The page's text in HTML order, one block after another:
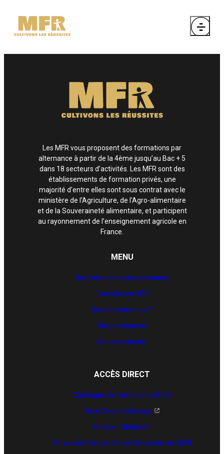
Les MFR vous proposent des formations par
alternance à partir de la 4ème jusqu’au Bac + 5
dans 18 secteurs d’activités. Les MFR sont des
établissements de formation privés, une
majorité d’entre elles sont sous contrat avec le
ministère de l'Agriculture, de l'Agro-alimentaire
et de la Souveraineté alimentaire, et participent
au rayonnement de l’enseignement agricole en
France.
MENU
Nos formations en alternance
Travailler en MFR
Qui sommes nous ?
Nos partenaires
Nous contacter
ACCÈS DIRECT
Catalogue de formations (PDF)
Taxe d'apprentissage
Presse - Média Kit
Titres certifiés par l’Union Nationale des MFR